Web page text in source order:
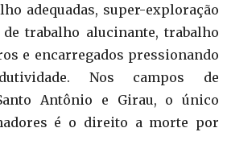
adequadas, super-exploração
trabalho alucinante, trabalho
e encarregados pressionando
Nos campos de
Antônio e Girau, o único
é o direito a morte por